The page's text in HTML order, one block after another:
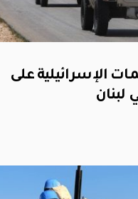
الإسرائيلية على
لبنان